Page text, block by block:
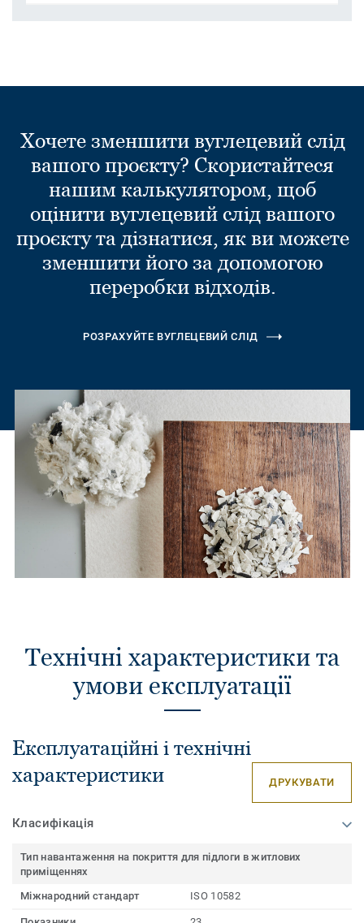
Хочете зменшити вуглецевий слід
вашого проєкту? Скористайтеся
нашим калькулятором, щоб
оцінити вуглецевий слід вашого
проєкту та дізнатися, як ви можете
зменшити його за допомогою
переробки відходів.
РОЗРАХУЙТЕ ВУГЛЕЦЕВИЙ СЛІД
Технічні характеристики та
умови експлуатації
Експлуатаційні і технічні
характеристики
ДРУКУВАТИ
Класифікація
Тип навантаження на покриття для підлоги в житлових
приміщеннях
Міжнародний стандарт
ISO 10582